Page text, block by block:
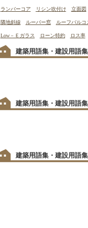
ランバーコア リシン吹付け 立面図
隣地斜線 ルーバー窓 ルーフバルコ
Low－Ｅガラス ローン特約 ロス率
建築用語集・建設用語
建築用語集・建設用語
建築用語集・建設用語